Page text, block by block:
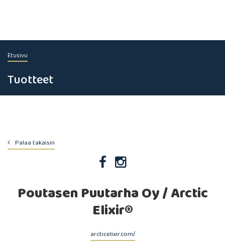
Etusivu
Tuotteet
Palaa takaisin
Poutasen Puutarha Oy / Arctic
Elixir®
arcticelixir.com/